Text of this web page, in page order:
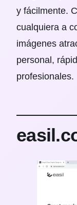
y fácilmente.
cualquiera a
imágenes
personal,
profesionales.